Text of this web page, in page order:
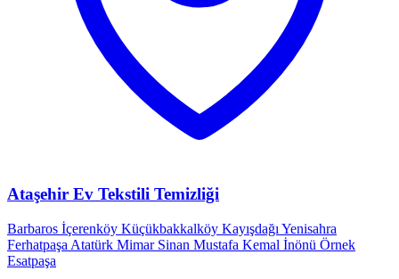
Ataşehir Ev Tekstili Temizliği
Barbaros İçerenköy Küçükbakkalköy Kayışdağı Yenisahra
Ferhatpaşa Atatürk Mimar Sinan Mustafa Kemal İnönü Örnek
Esatpaşa